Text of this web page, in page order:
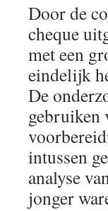
Door de
cheque
met een
eindelijk
De
gebruiken
intussen
analyse
jonger